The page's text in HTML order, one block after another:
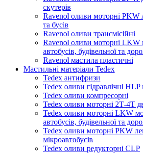
скутерів
Ravenol оливи моторні PKW
та бусів
Ravenol оливи трансмісійні
Ravenol оливи моторні LKW
автобусів, будівельної та
Ravenol мастила пластичні
Мастильні матеріали Tedex
Tedex антифризи
Tedex оливи гідравлічні
Tedex оливи компресорні
Tedex оливи моторні 2Т-4Т
Tedex оливи моторні LKW
автобусів, будівельної та
Tedex оливи моторні PKW
мікроавтобусів
Tedex оливи редукторні CLP